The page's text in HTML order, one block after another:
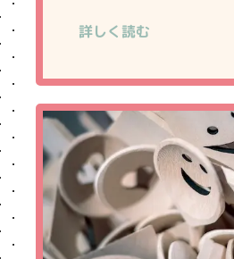
詳しく読む